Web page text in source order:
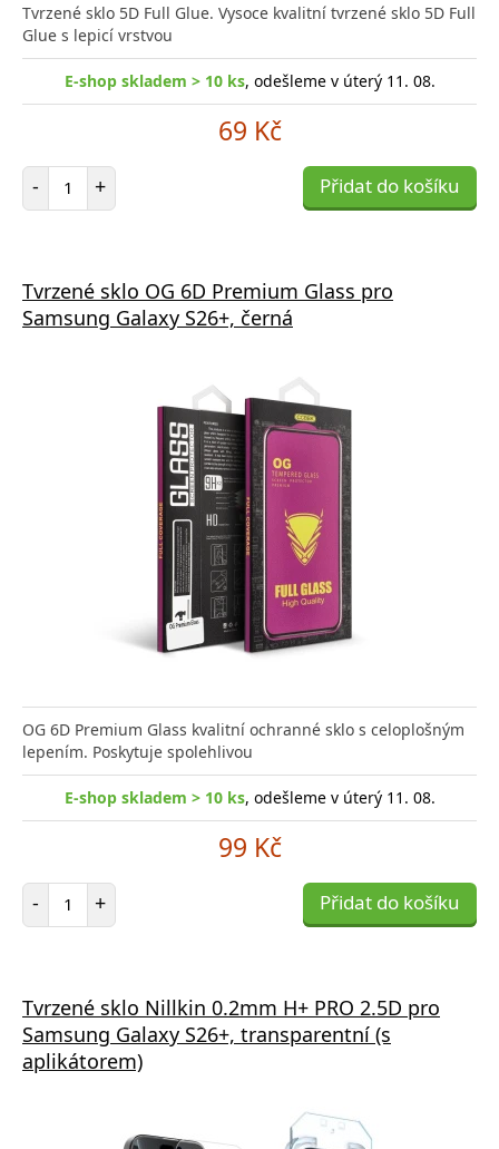
Tvrzené sklo 5D Full Glue. Vysoce kvalitní tvrzené sklo 5D Full
Glue s lepicí vrstvou
E-shop skladem > 10 ks, odešleme v úterý 11. 08.
69 Kč
- Počet položek
+ Přidat do košíku
Tvrzené sklo OG 6D Premium Glass pro
Samsung Galaxy S26+, černá
OG 6D Premium Glass kvalitní ochranné sklo s celoplošným
lepením. Poskytuje spolehlivou
E-shop skladem > 10 ks, odešleme v úterý 11. 08.
99 Kč
- Počet položek
+ Přidat do košíku
Tvrzené sklo Nillkin 0.2mm H+ PRO 2.5D pro
Samsung Galaxy S26+, transparentní (s
aplikátorem)